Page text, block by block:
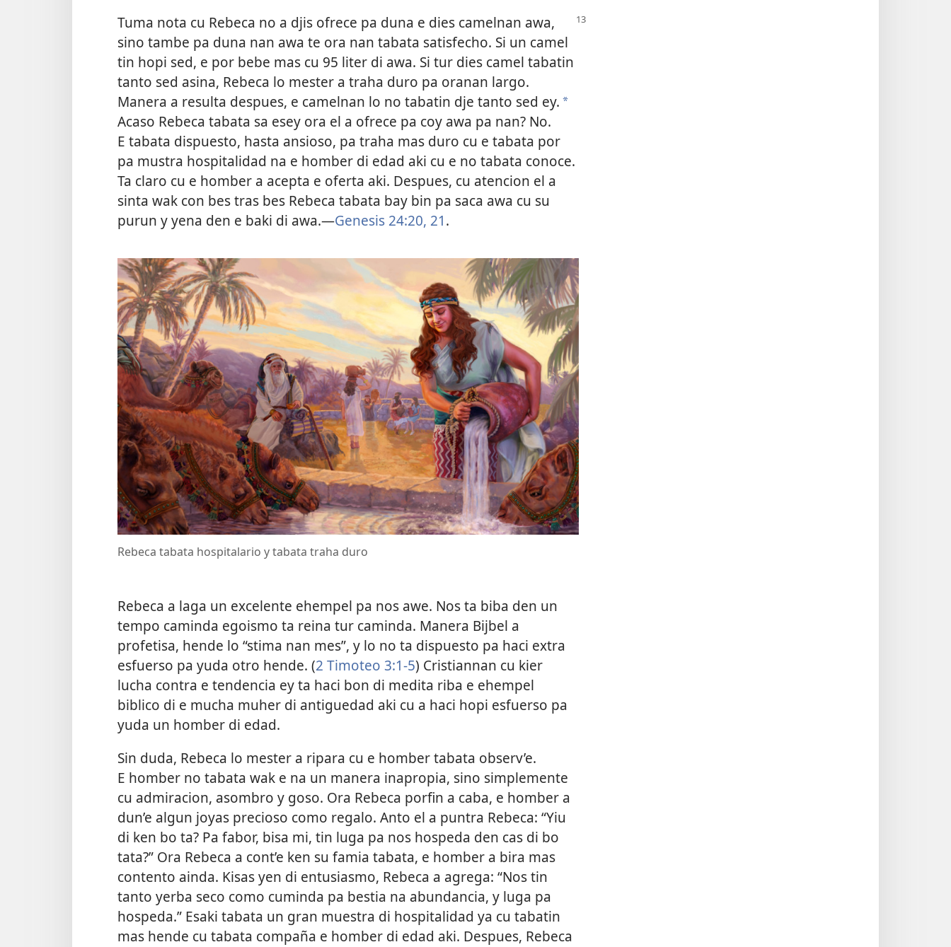
Tuma nota cu Rebeca no a djis ofrece pa duna e dies camelnan awa,
sino tambe pa duna nan awa te ora nan tabata satisfecho. Si un camel
tin hopi sed, e por bebe mas cu 95 liter di awa. Si tur dies camel tabatin
tanto sed asina, Rebeca lo mester a traha duro pa oranan largo.
Manera a resulta despues, e camelnan lo no tabatin dje tanto sed ey. a
Acaso Rebeca tabata sa esey ora el a ofrece pa coy awa pa nan? No.
E tabata dispuesto, hasta ansioso, pa traha mas duro cu e tabata por
pa mustra hospitalidad na e homber di edad aki cu e no tabata conoce.
Ta claro cu e homber a acepta e oferta aki. Despues, cu atencion el a
sinta wak con bes tras bes Rebeca tabata bay bin pa saca awa cu su
purun y yena den e baki di awa.—Genesis 24:20, 21.
Rebeca tabata hospitalario y tabata traha duro
Rebeca a laga un excelente ehempel pa nos awe. Nos ta biba den un
tempo caminda egoismo ta reina tur caminda. Manera Bijbel a
profetisa, hende lo “stima nan mes”, y lo no ta dispuesto pa haci extra
esfuerso pa yuda otro hende. (2 Timoteo 3:1-5) Cristiannan cu kier
lucha contra e tendencia ey ta haci bon di medita riba e ehempel
biblico di e mucha muher di antiguedad aki cu a haci hopi esfuerso pa
yuda un homber di edad.
Sin duda, Rebeca lo mester a ripara cu e homber tabata observ’e.
E homber no tabata wak e na un manera inapropia, sino simplemente
cu admiracion, asombro y goso. Ora Rebeca porfin a caba, e homber a
dun’e algun joyas precioso como regalo. Anto el a puntra Rebeca: “Yiu
di ken bo ta? Pa fabor, bisa mi, tin luga pa nos hospeda den cas di bo
tata?” Ora Rebeca a cont’e ken su famia tabata, e homber a bira mas
contento ainda. Kisas yen di entusiasmo, Rebeca a agrega: “Nos tin
tanto yerba seco como cuminda pa bestia na abundancia, y luga pa
hospeda.” Esaki tabata un gran muestra di hospitalidad ya cu tabatin
mas hende cu tabata compaña e homber di edad aki. Despues, Rebeca